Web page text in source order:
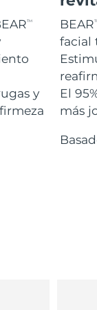
TM
y
BEAR
facial
El
más
8/10/26
prevista 8/13/26
prevista8/15/26
8/12/26